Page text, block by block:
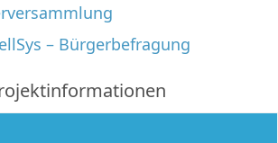
– Bürgerbefragung